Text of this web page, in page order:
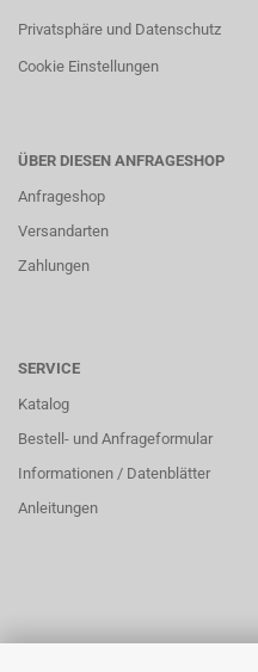
Privatsphäre und Datenschutz
Cookie Einstellungen
ÜBER DIESEN ANFRAGESHOP
Anfrageshop
Versandarten
Zahlungen
SERVICE
Katalog
Bestell- und Anfrageformular
Informationen / Datenblätter
Anleitungen